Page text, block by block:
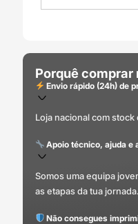
Porquê comprar
Envio rápido (24h) de
Loja nacional com
Apoio técnico, ajuda e
Somos uma equipa
as etapas da tua jornada.
Não consegues